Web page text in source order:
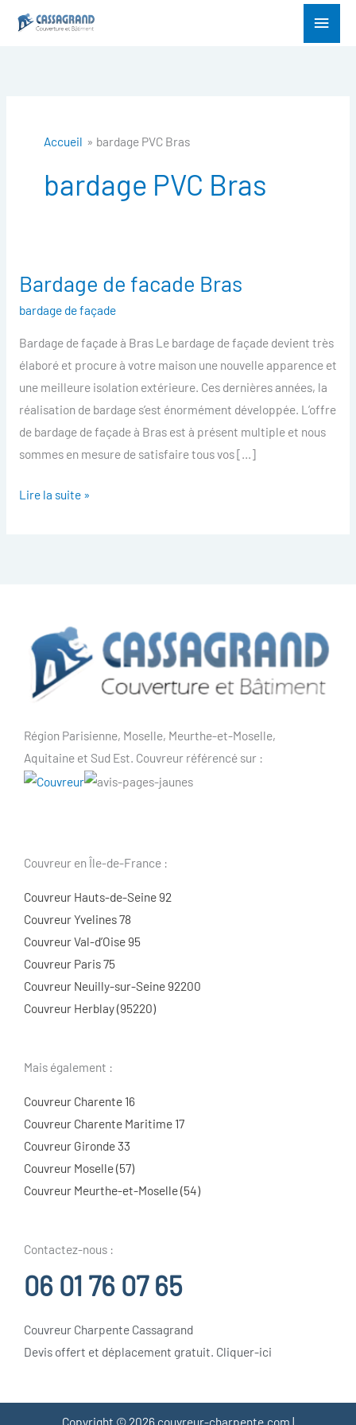
Menu
Accueil bardage PVC Bras
bardage PVC Bras
Bardage de facade Bras
bardage de façade
Bardage de façade à Bras Le bardage de façade devient très
élaboré et procure à votre maison une nouvelle apparence et
une meilleure isolation extérieure. Ces dernières années, la
réalisation de bardage s’est énormément développée. L’offre
de bardage de façade à Bras est à présent multiple et nous
sommes en mesure de satisfaire tous vos […]
Bardage
Bras
Lire la suite »
Région Parisienne, Moselle, Meurthe-et-Moselle,
Aquitaine et Sud Est. Couvreur référencé sur :
Couvreur en Île-de-France :
Couvreur Hauts-de-Seine 92
Couvreur Yvelines 78
Couvreur Val-d’Oise 95
Couvreur Paris 75
Couvreur Neuilly-sur-Seine 92200
Couvreur Herblay (95220)
Mais également :
Couvreur Charente 16
Couvreur Charente Maritime 17
Couvreur Gironde 33
Couvreur Moselle (57)
Couvreur Meurthe-et-Moselle (54)
Contactez-nous :
06 01 76 07 65
Couvreur Charpente Cassagrand
Devis offert et déplacement gratuit. Cliquer-ici
Copyright © 2026 couvreur-charpente.com |